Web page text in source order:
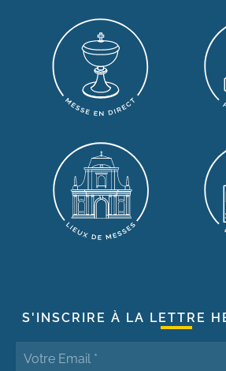
S'INSCRIRE À LA LETTRE